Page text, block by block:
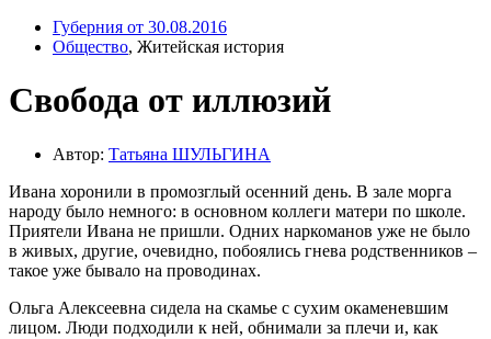
Губерния от 30.08.2016
Общество, Житейская история
Свобода от иллюзий
Автор: Татьяна ШУЛЬГИНА
Ивана хоронили в промозглый осенний день. В зале морга
народу было немного: в основном коллеги матери по школе.
Приятели Ивана не пришли. Одних наркоманов уже не было
в живых, другие, очевидно, побоялись гнева родственников –
такое уже бывало на проводинах.
Ольга Алексеевна сидела на скамье с сухим окаменевшим
лицом. Люди подходили к ней, обнимали за плечи и, как